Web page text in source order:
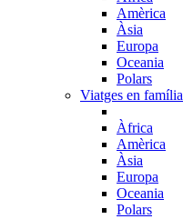
Amèrica
Àsia
Europa
Oceania
Polars
Viatges en família
Àfrica
Amèrica
Àsia
Europa
Oceania
Polars